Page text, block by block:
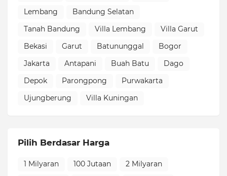
Lembang
Bandung Selatan
Tanah Bandung
Villa Lembang
Villa Garut
Bekasi
Garut Batununggal
Bogor
Jakarta
Antapani Buah Batu
Dago
Depok
Parongpong
Purwakarta
Ujungberung
Villa Kuningan
Pilih Berdasar Harga
1 Milyaran 100 Jutaan
2 Milyaran